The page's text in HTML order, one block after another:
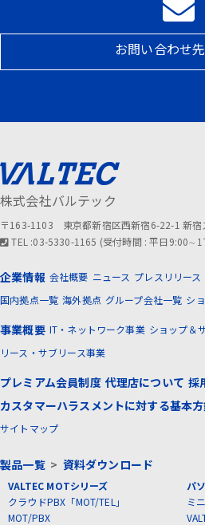
お問い合わせ
株式会社バルテック
〒163-1103 東京都新宿区西新宿6-22-1 新宿
TEL :03-5330-1165 (受付時間 : 平日
企業情報 会社概要 ニュース プレスリリース
国内拠点一覧 海外拠点 グループ会社一覧 シ
事業概要 IT・ネットワーク事業 ショップ＆
リース・サブリース事業
プレミアム会員制度 代理店について 採
カスタマーハラスメントに対する基本
サイトマップ
製品一覧> 資料ダウンロード
VALTEC MOTシリーズ
クラウドPBX「MOT/TEL」
MOT/PBX
パ
ミ